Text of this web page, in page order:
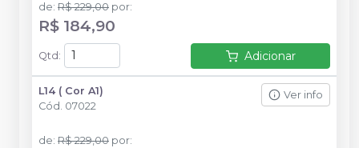
de: R$ 229,00 por:
R$ 184,90
Qtd : Adicionar
L14 ( Cor A1)
Cód. 07022
Ver info
de: R$ 229,00 por: